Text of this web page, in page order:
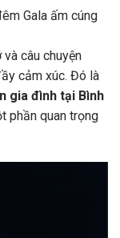
Gala ấm cúng
câu chuyện
cảm xúc. Đó là
gia đình tại Bình
phần quan trọng